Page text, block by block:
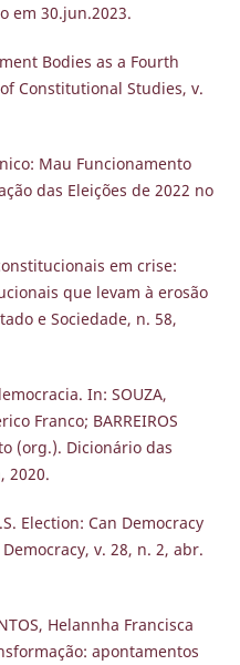
em 30.jun.2023.
Bodies as a Fourth
Constitutional Studies, v.
Mau Funcionamento
das Eleições de 2022 no
em crise:
que levam à erosão
e Sociedade, n. 58,
In: SOUZA,
Franco; BARREIROS
(org.). Dicionário das
2020.
Election: Can Democracy
v. 28, n. 2, abr.
Helannha Francisca
apontamentos